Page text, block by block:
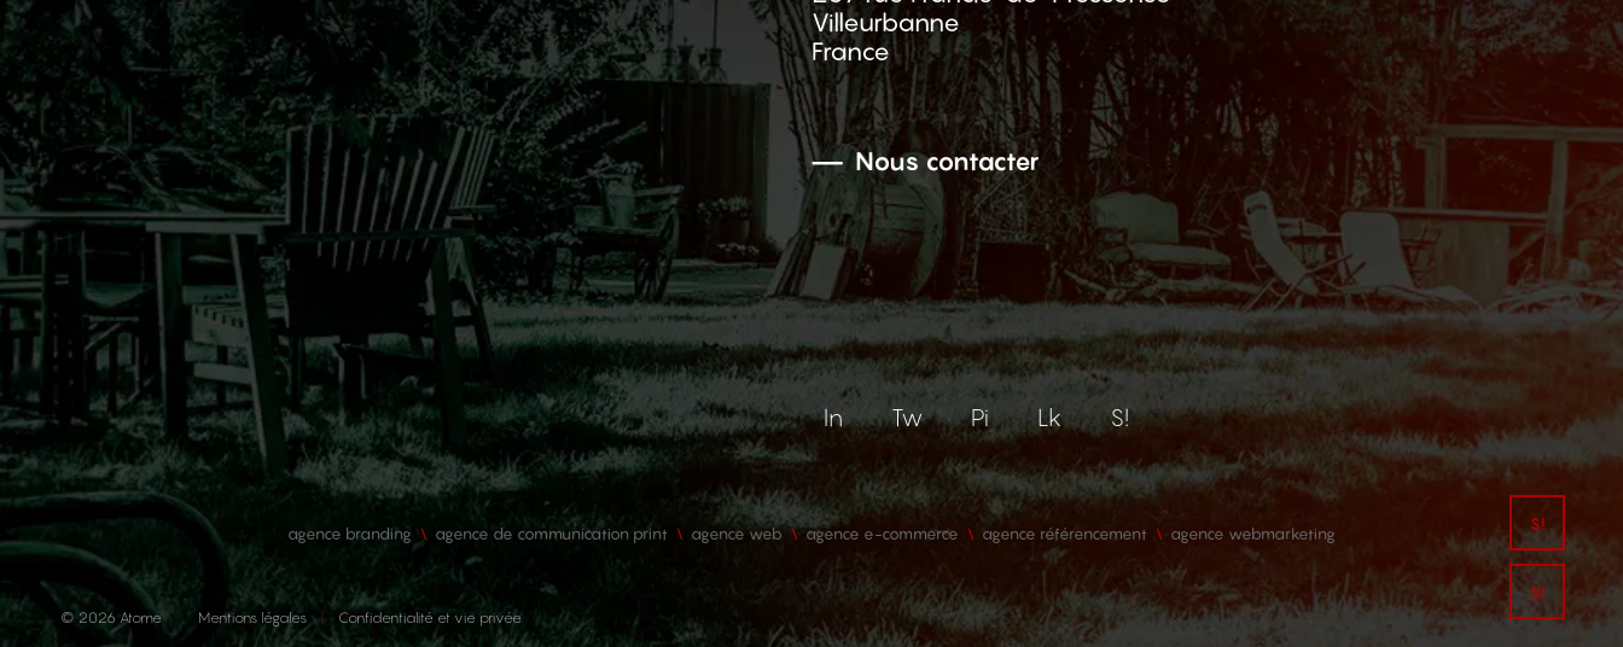
Recrutage
Villeurbanne
France
Nous contacter
In Tw Pi Lk S!
agence branding agence de communication print agence web agence e-commerce agence référencement agence webmarketing
© 2026 Atome Mentions légales Confidentialité et vie privée